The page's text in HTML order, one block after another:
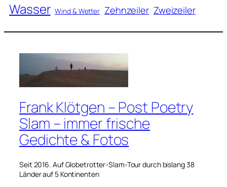
Wasser Wind & Wetter Zehnzeiler Zweizeiler
Frank Klötgen – Post Poetry
Slam – immer frische
Gedichte & Fotos
Seit 2016. Auf Globetrotter-Slam-Tour durch bislang 38
Länder auf 5 Kontinenten